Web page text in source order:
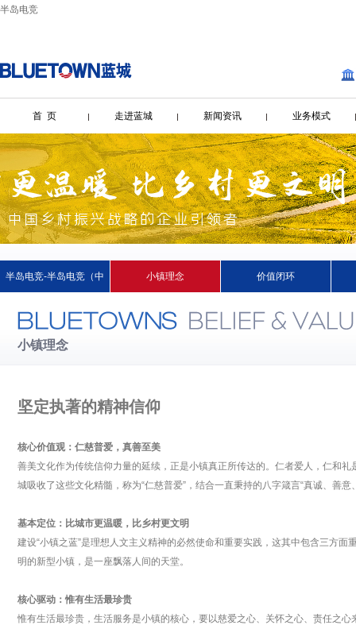
半岛电竞
首 页 走进蓝城 新闻资讯 业务模式
半岛电竞-半岛电竞（中 小镇理念 价值闭环
小镇理念
坚定执著的精神信仰
核心价值观：仁慈普爱，真善至美
善美文化作为传统信仰力量的延续，正是小镇真正所传达的。仁者爱人，仁和
城吸收了这些文化精髓，称为“仁慈普爱”，结合一直秉持的八字箴言“真诚、善
基本定位：比城市更温暖，比乡村更文明
建设“小镇之蓝”是理想人文主义精神的必然使命和重要实践，这其中包含三方面
明的新型小镇，是一座飘落人间的天堂。
核心驱动：惟有生活最珍贵
惟有生活最珍贵，生活服务是小镇的核心，要以慈爱之心、关怀之心、责任之